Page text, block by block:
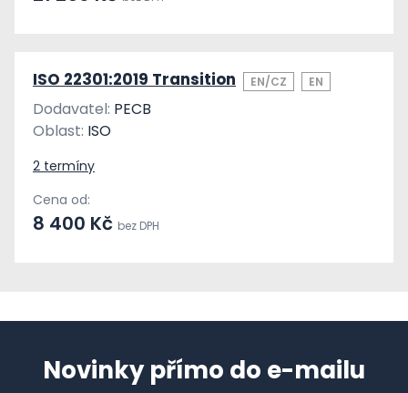
ISO 22301:2019 Transition EN/CZ EN
Dodavatel: PECB
Oblast: ISO
2 termíny
Cena od:
8 400 Kč bez DPH
Novinky přímo do e-mailu